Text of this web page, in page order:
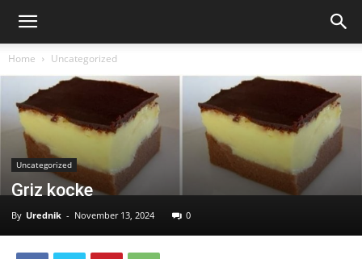
Home Uncategorized
Uncategorized
Griz kocke
By Urednik - November 13, 2024 0